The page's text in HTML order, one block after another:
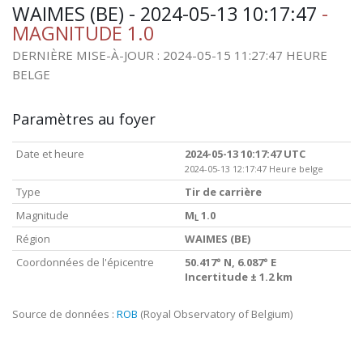
WAIMES (BE) - 2024-05-13 10:17:47 -
MAGNITUDE 1.0
DERNIÈRE MISE-À-JOUR : 2024-05-15 11:27:47 HEURE
BELGE
Paramètres au foyer
Date et heure 2024-05-13 10:17:47 UTC
2024-05-13 12:17:47 Heure belge
Type
Tir de carrière
Magnitude
M L 1.0
Région
WAIMES (BE)
Coordonnées de l'épicentre
50.417° N, 6.087° E
Incertitude ± 1.2 km
Source de données : ROB (Royal Observatory of Belgium)